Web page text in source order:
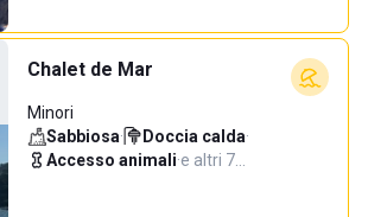
Chalet de Mar
Minori
Sabbiosa· Doccia calda·
Accesso animali·e altri 7…